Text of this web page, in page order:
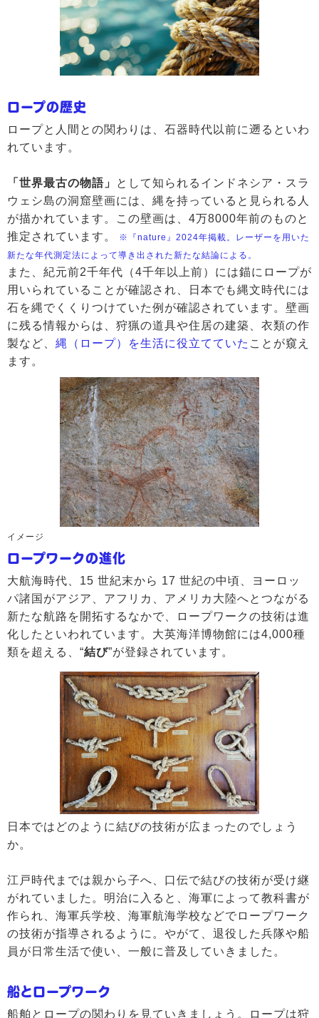
ロープの歴史
ロープと人間との関わりは、石器時代以前に遡るといわ
れています。
「世界最古の物語」
として知られるインドネシア・スラ
ウェシ島の洞窟壁画には、縄を持っていると見られる人
が描かれています。この壁画は、4万8000年前のものと
推定されています。
※『nature』2024年掲載。レーザーを用いた
新たな年代測定法によって導き出された新たな結論による。
また、紀元前2千年代（4千年以上前）には錨にロープが
用いられていることが確認され、日本でも縄文時代には
石を縄でくくりつけていた例が確認されています。壁画
に残る情報からは、狩猟の道具や住居の建築、衣類の作
製など、 縄（ロープ）を生活に役立てていた ことが窺え
ます。
イメージ
ロープワークの進化
大航海時代、15 世紀末から 17 世紀の中頃、ヨーロッ
パ諸国がアジア、アフリカ、アメリカ大陸へとつながる
新たな航路を開拓するなかで、ロープワークの技術は進
化したといわれています。大英海洋博物館には4,000種
類を超える、“結び”が登録されています。
日本ではどのように結びの技術が広まったのでしょう
か。
江戸時代までは親から子へ、口伝で結びの技術が受け継
がれていました。明治に入ると、海軍によって教科書が
作られ、海軍兵学校、海軍航海学校などでロープワーク
の技術が指導されるように。やがて、退役した兵隊や船
員が日常生活で使い、一般に普及していきました。
船とロープワーク
船舶とロープの関わりを見ていきましょう。ロープは狩